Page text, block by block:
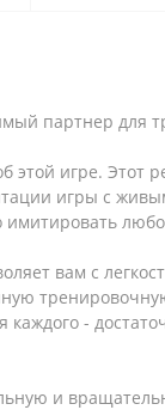
партнер для
этой игре.
игры с
вам с
-
и